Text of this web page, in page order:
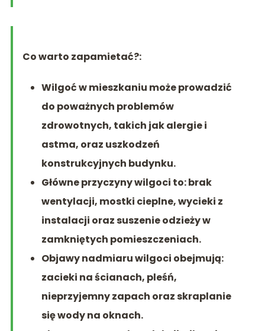
Co warto zapamietać?:
Wilgoć w mieszkaniu może prowadzić
do poważnych problemów
zdrowotnych, takich jak alergie i
astma, oraz uszkodzeń
konstrukcyjnych budynku.
Główne przyczyny wilgoci to: brak
wentylacji, mostki cieplne, wycieki z
instalacji oraz suszenie odzieży w
zamkniętych pomieszczeniach.
Objawy nadmiaru wilgoci obejmują:
zacieki na ścianach, pleśń,
nieprzyjemny zapach oraz skraplanie
się wody na oknach.